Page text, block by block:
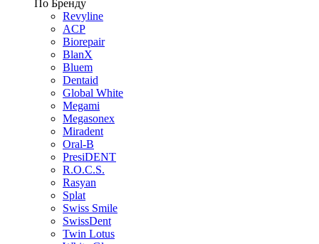
По Бренду
Revyline
ACP
Biorepair
BlanX
Bluem
Dentaid
Global White
Megami
Megasonex
Miradent
Oral-B
PresiDENT
R.O.C.S.
Rasyan
Splat
Swiss Smile
SwissDent
Twin Lotus